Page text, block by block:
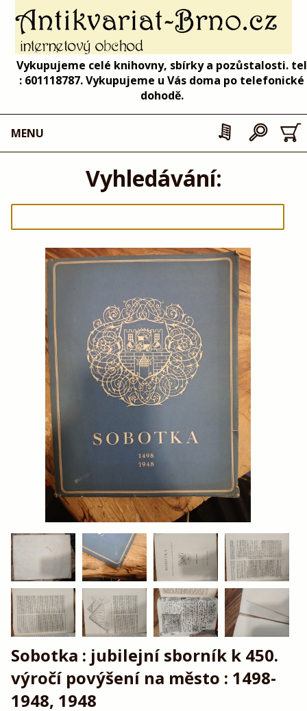
Vykupujeme celé knihovny, sbírky a pozůstalosti. tel
: 601118787. Vykupujeme u Vás doma po telefonické
dohodě.
MENU
Vyhledávání:
Sobotka : jubilejní sborník k 450.
výročí povýšení na město : 1498-
1948, 1948